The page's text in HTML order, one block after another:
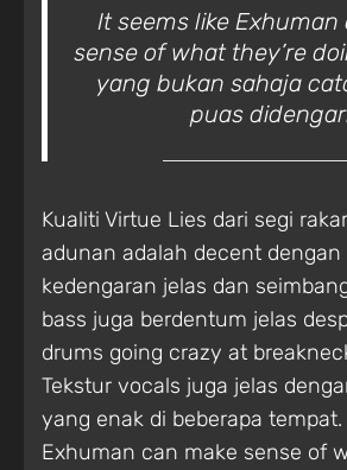
It seems like Exhuman
sense of what they’re
yang bukan sahaja
puas
Kualiti Virtue Lies dari segi
adunan adalah decent
kedengaran jelas dan
bass juga berdentum jelas
drums going crazy at
Tekstur vocals juga jelas
yang enak di beberapa
Exhuman can make sense of